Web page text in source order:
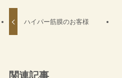
ハイパー筋膜のお客様
関連記事